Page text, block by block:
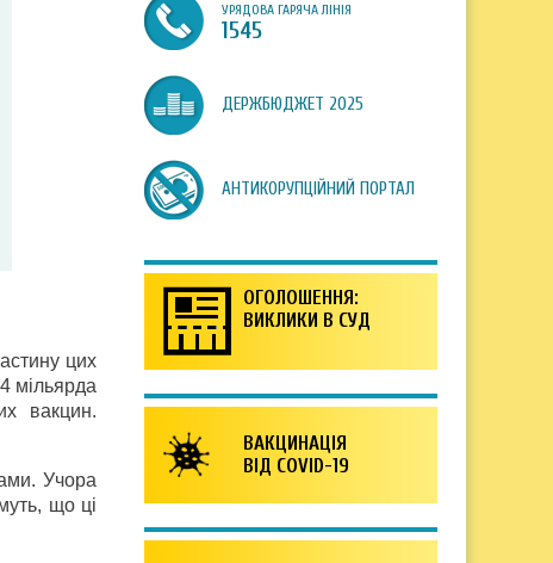
цих
мільярда
вакцин.
Учора
що ці
УРЯДОВА ГАРЯЧА ЛІНІЯ
1545
ДЕРЖБЮДЖЕТ 2025
АНТИКОРУПЦІЙНИЙ ПОРТАЛ
ОГОЛОШЕННЯ:
ВИКЛИКИ В СУД
ВАКЦИНАЦІЯ
ВІД COVID-19